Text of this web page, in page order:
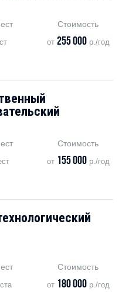
Стоимость
от 255 000р./год
Стоимость
от 155 000р./год
Стоимость
от 180 000р./год